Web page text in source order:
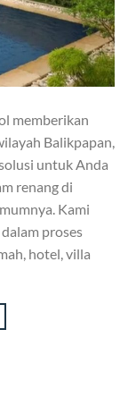
memberikan
Balikpapan,
untuk Anda
renang di
Kami
proses
hotel, villa